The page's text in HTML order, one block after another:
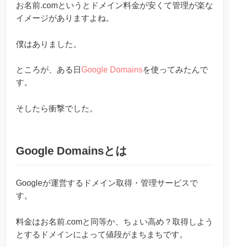
お名前.comというとドメイン料金が安くて管理が楽な
イメージがありますよね。
僕はありました。
ところが、ある日 Google Domainsを使ってみたんで
す。
そしたら衝撃でした。
Google Domainsとは
Googleが運営するドメイン取得・管理サービスで
す。
料金はお名前.comと同等か、ちょい高め？取得しよう
とするドメインによって値段がまちまちです。